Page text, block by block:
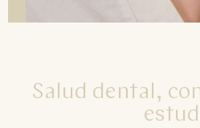
Salud dental,